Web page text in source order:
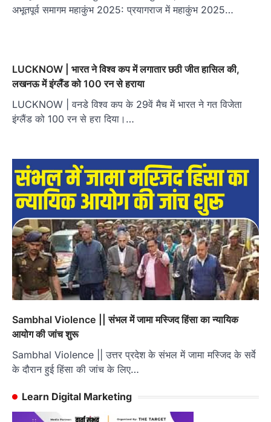
अभूतपूर्व समागम महाकुंभ 2025: प्रयागराज में महाकुंभ 2025…
LUCKNOW | भारत ने विश्व कप में लगातार छठी जीत हासिल की,
लखनऊ में इंग्लैंड को 100 रन से हराया
LUCKNOW | वनडे विश्व कप के 29वें मैच में भारत ने गत विजेता
इंग्लैंड को 100 रन से हरा दिया।…
Sambhal Violence || संभल में जामा मस्जिद हिंसा का न्यायिक
आयोग की जांच शुरू
Sambhal Violence || उत्तर प्रदेश के संभल में जामा मस्जिद के सर्वे
के दौरान हुई हिंसा की जांच के लिए…
Learn Digital Marketing